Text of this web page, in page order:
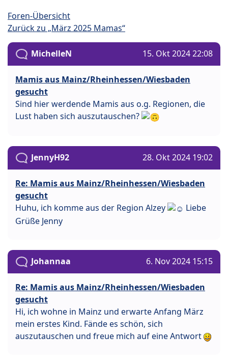
Foren-Übersicht
Zurück zu „März 2025 Mamas“
MichelleN 15. Okt 2024 22:08
Mamis aus Mainz/Rheinhessen/Wiesbaden
gesucht
Sind hier werdende Mamis aus o.g. Regionen, die
Lust haben sich auszutauschen?
JennyH92 28. Okt 2024 19:02
Re: Mamis aus Mainz/Rheinhessen/Wiesbaden
gesucht
Huhu, ich komme aus der Region Alzey
Liebe
Grüße Jenny
Johannaa 6. Nov 2024 15:15
Re: Mamis aus Mainz/Rheinhessen/Wiesbaden
gesucht
Hi, ich wohne in Mainz und erwarte Anfang März
mein erstes Kind. Fände es schön, sich
auszutauschen und freue mich auf eine Antwort